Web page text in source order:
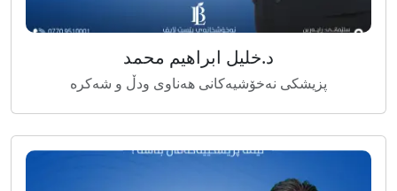
د.خلیل ابراهیم محمد
پزیشکی نەخۆشیەکانی هەناوی ودڵ و شەکرە